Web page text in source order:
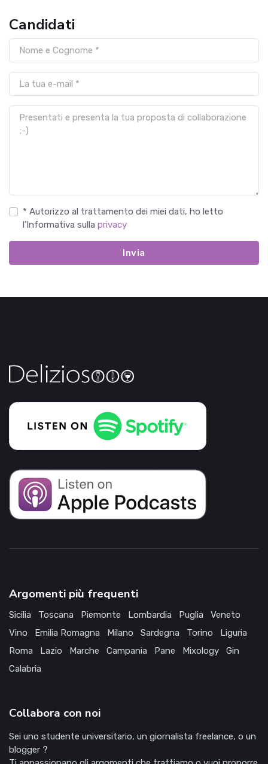
Candidati
* Autorizzo al trattamento dei miei dati, ho letto
l'Informativa sulla privacy
Invia
Argomenti più frequenti
Sicilia Toscana Piemonte Lombardia Puglia
Veneto
Vino
Emilia Romagna Milano Sardegna Torino
Liguria
Roma
Lazio Marche Campania Pane Mixology
Gin
Calabria
Collabora con noi
Sei uno studente universitario, un giornalista freelance, o un
blogger ?